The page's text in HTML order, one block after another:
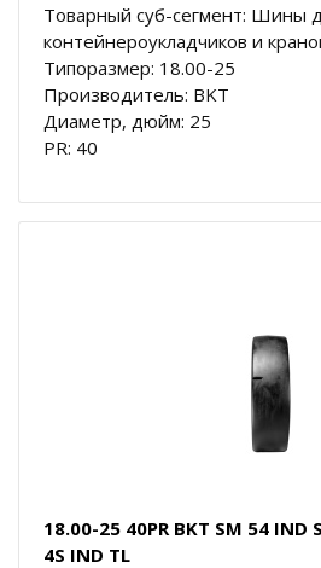
Товарный суб-сегмент: Шины
контейнероукладчиков и
Типоразмер: 18.00-25
Производитель: BKT
Диаметр, дюйм: 25
PR: 40
18.00-25 40PR BKT SM 54 IND
4S IND TL